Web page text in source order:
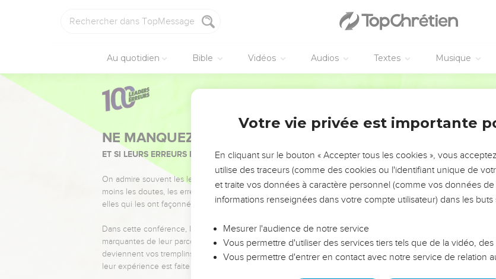
Au quotidien Bible Vidéos Audios Textes Musique
NE MANQUEZ PAS L’ÉVÉNEMENT DE L’ANNÉE !
ET SI LEURS ERREURS POUVAIENT VOUS ÉVITER LES VOTRES ?
On admire souvent les leaders pour leurs réussites, leur impact, leur foi ou leur vision. Mais on voit
moins les doutes, les erreurs et les saisons difficiles qu'ils ont traversés, alors même que ce sont
elles qui les ont façonnés.
Dans cette conférence, leaders, entrepreneurs, et responsables reviennent sur les erreurs
marquantes de leur parcours et les clés pour avancer avec plus de sagesse afin que leurs erreurs
deviennent vos tremplins. Que vous guidiez un ministère, une équipe, un groupe ou une famille,
leur expérience est faite pour vous.
Votre vie privée est importante
En cliquant sur le bouton « Accepter tous les cookies », vous
utilise des traceurs (comme des cookies ou l'identifiant unique de
et traite vos données à caractère personnel (comme vos données
informations renseignées dans votre compte utilisateur) dans les buts
Mesurer l'audience de notre service
Vous permettre d'utiliser des services tiers tels que de la vidéo,
Vous permettre d'entrer en contact avec notre service de relation